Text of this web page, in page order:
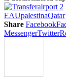
EAUpalestinaQatar
Share Facebook
MessengerTwitter